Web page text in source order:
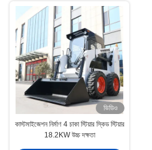
ভিডিও
কাস্টমাইজেশন নির্মাণ 4 চাকা স্টিয়ার স্কিড স্টিয়ার
18.2KW উচ্চ দক্ষতা